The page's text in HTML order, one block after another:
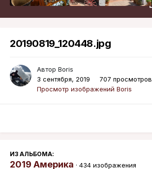
20190819_120448.jpg
Автор Boris
3 сентября, 2019
707 просмотров
Просмотр изображений Boris
ИЗ АЛЬБОМА:
2019 Америка · 434 изображения